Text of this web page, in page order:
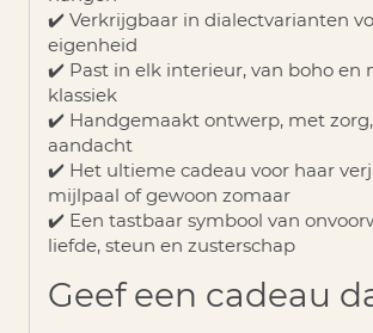
✔️ Verkrijgbaar in dialectvarianten
eigenheid
✔️ Past in elk interieur, van boho en
klassiek
✔️ Handgemaakt ontwerp, met
aandacht
✔️ Het ultieme cadeau voor haar
mijlpaal of gewoon zomaar
✔️ Een tastbaar symbool van
liefde, steun en zusterschap
Geef een cadeau